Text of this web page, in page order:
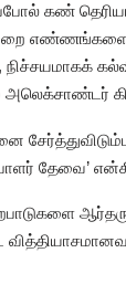
கண்
தேவை’